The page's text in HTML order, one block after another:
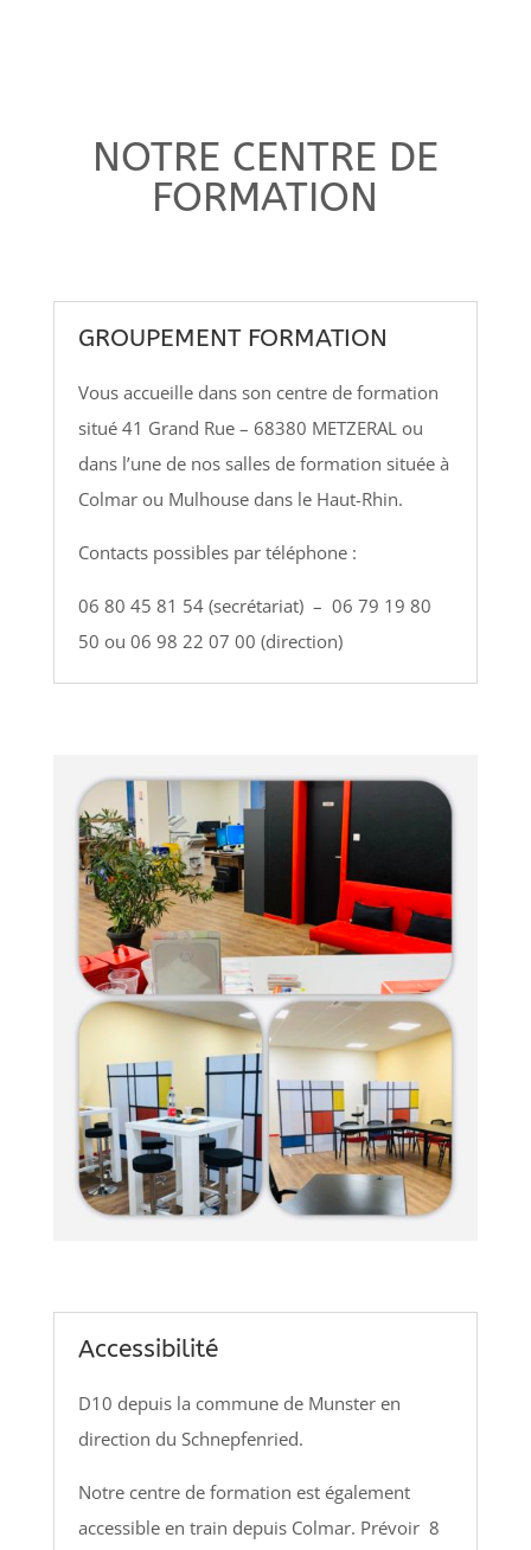
NOTRE CENTRE DE
FORMATION
GROUPEMENT FORMATION
Vous accueille dans son centre de formation
situé 41 Grand Rue – 68380 METZERAL ou
dans l’une de nos salles de formation située à
Colmar ou Mulhouse dans le Haut-Rhin.
Contacts possibles par téléphone :
06 80 45 81 54 (secrétariat) – 06 79 19 80
50 ou 06 98 22 07 00 (direction)
Accessibilité
D10 depuis la commune de Munster en
direction du Schnepfenried.
Notre centre de formation est également
accessible en train depuis Colmar. Prévoir 8